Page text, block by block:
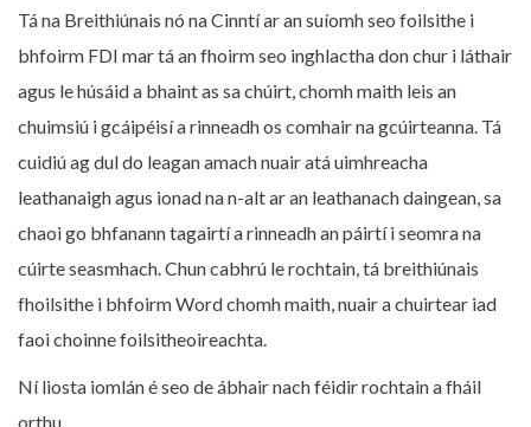
Tá na Breithiúnais nó na Cinntí ar an suíomh seo foilsithe i
bhfoirm FDI mar tá an fhoirm seo inghlactha don chur i láthair
agus le húsáid a bhaint as sa chúirt, chomh maith leis an
chuimsiú i gcáipéisí a rinneadh os comhair na gcúirteanna. Tá
cuidiú ag dul do leagan amach nuair atá uimhreacha
leathanaigh agus ionad na n-alt ar an leathanach daingean, sa
chaoi go bhfanann tagairtí a rinneadh an páirtí i seomra na
cúirte seasmhach. Chun cabhrú le rochtain, tá breithiúnais
fhoilsithe i bhfoirm Word chomh maith, nuair a chuirtear iad
faoi choinne foilsitheoireachta.
Ní liosta iomlán é seo de ábhair nach féidir rochtain a fháil
orthu.